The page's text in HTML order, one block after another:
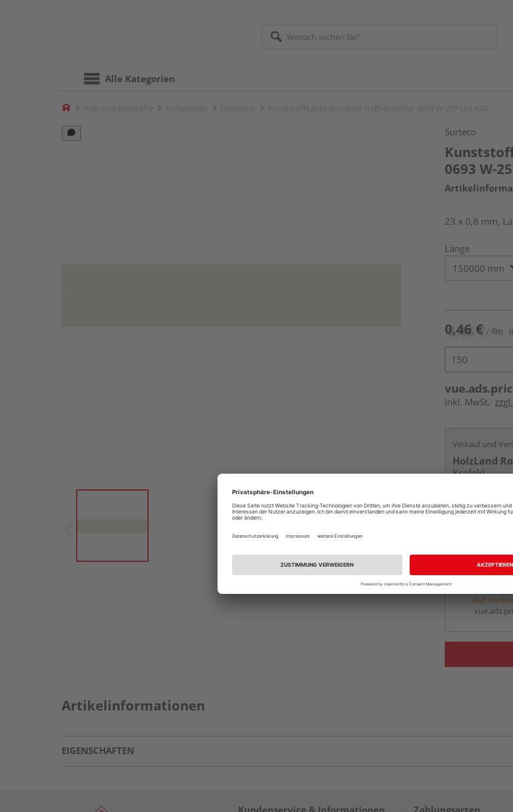
Alle Kategorien
Home
Surteco
0693 W-
23 x 0,8 mm,
Länge
0,46 € / lfm
inkl. MwSt.
Verkauf und
HolzLand
Krefeld
Auf
Artikelinformationen
EIGENSCHAFTEN
Kundenservice & Informationen Zahlungsarten